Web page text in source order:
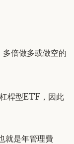
倍做多或做空的
桿型ETF，因此
就是年管理費